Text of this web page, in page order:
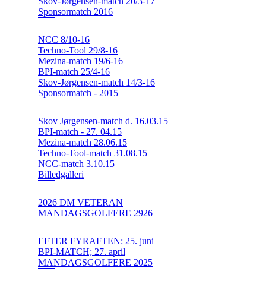
Sponsormatch 2016
NCC 8/10-16
Techno-Tool 29/8-16
Mezina-match 19/6-16
BPI-match 25/4-16
Skov-Jørgensen-match 14/3-16
Sponsormatch - 2015
Skov Jørgensen-match d. 16.03.15
BPI-match - 27. 04.15
Mezina-match 28.06.15
Techno-Tool-match 31.08.15
NCC-match 3.10.15
Billedgalleri
2026 DM VETERAN
MANDAGSGOLFERE 2926
EFTER FYRAFTEN: 25. juni
BPI-MATCH; 27. april
MANDAGSGOLFERE 2025